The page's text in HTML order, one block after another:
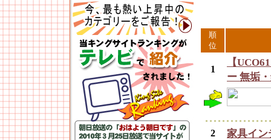
順
位
1
【
ー 無垢
2 家具イン